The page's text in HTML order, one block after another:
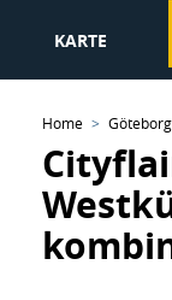
KARTE
Home Göteborg